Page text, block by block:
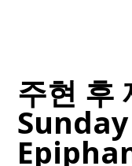
주현 후